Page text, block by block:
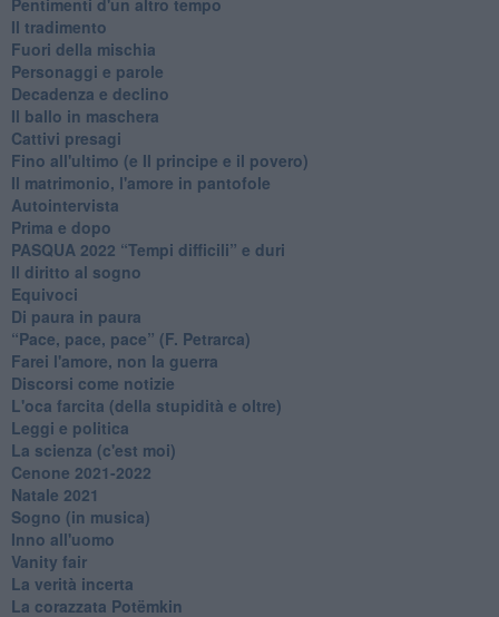
Il tradimento
Fuori della mischia
Personaggi e parole
Decadenza e declino
Il ballo in maschera
Cattivi presagi
Fino all'ultimo (e Il principe e il povero)
Il matrimonio, l'amore in pantofole
Autointervista
Prima e dopo
​PASQUA 2022 “Tempi difficili” e duri
Il diritto al sogno
Equivoci
Di paura in paura
​“Pace, pace, pace” (F. Petrarca)
Farei l'amore, non la guerra
Discorsi come notizie
L'oca farcita (della stupidità e oltre)
Leggi e politica
La scienza (c'est moi)
Cenone 2021-2022
Natale 2021
Sogno (in musica)
Inno all'uomo
Vanity fair
La verità incerta
La corazzata Potëmkin